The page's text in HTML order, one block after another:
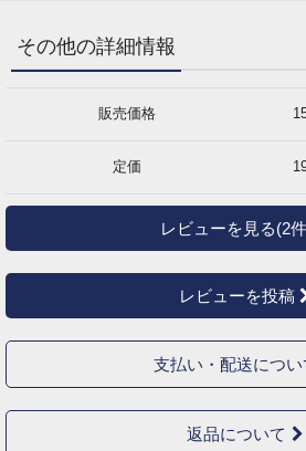
その他の詳細情報
販売価格
定価
レビューを見る(2
レビューを投稿
支払い・配送につい
返品について